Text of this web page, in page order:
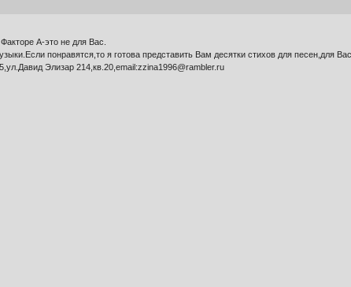
А-это не для Вас.
понравятся,то я готова представить Вам десятки стихов для песен,для
Элизар 214,кв.20,email:zzina1996@rambler.ru